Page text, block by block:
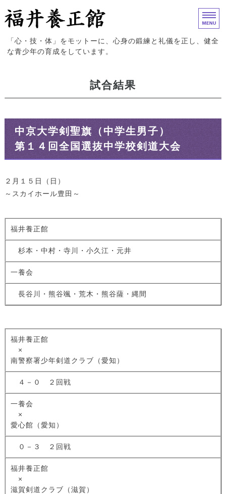
福井養正館｜心身の鍛練と礼
「心・技・体」をモットーに、心身の鍛練と礼儀を正し、健全
な青少年の育成をしています。
入門案内
試合結果
道場概要
試合結果
中京大学剣聖旗（中学生男子）
第１４回全国選抜中学校剣道大会
２月１５日（日）
～スカイホール豊田～
福井養正館
杉本・中村・寺川・小久江・元井
一養会
長谷川・熊谷颯・荒木・熊谷薩・縄間
福井養正館
×
南警察署少年剣道クラブ（愛知）
４－０ ２回戦
一養会
×
愛心館（愛知）
０－３ ２回戦
福井養正館
×
滋賀剣道クラブ（滋賀）